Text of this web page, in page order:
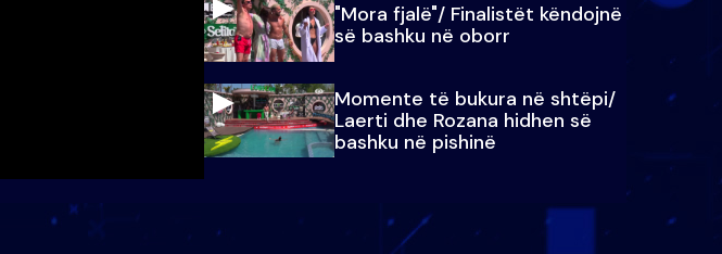
"Mora fjalë"/ Finalistët këndojnë
së bashku në oborr
Momente të bukura në shtëpi/
Laerti dhe Rozana hidhen së
bashku në pishinë